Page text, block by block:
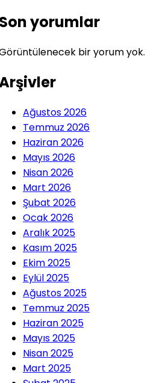
yorumlar
bir yorum yok.
Ağustos 2026
Temmuz 2026
Haziran 2026
Mayıs 2026
Nisan 2026
Mart 2026
Şubat 2026
Ocak 2026
Aralık 2025
Kasım 2025
Ekim 2025
Eylül 2025
Ağustos 2025
Temmuz 2025
Haziran 2025
Mayıs 2025
Nisan 2025
Mart 2025